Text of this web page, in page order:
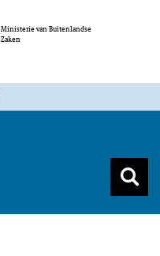
Ministerie van Buitenlandse
Zaken